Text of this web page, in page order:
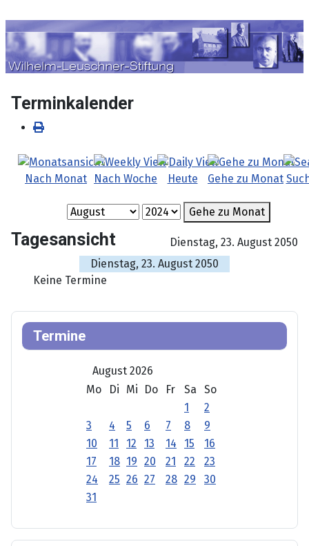
Terminkalender
Nach Monat Nach Woche Heute Gehe zu Monat
Gehe zu Monat
Tagesansicht
Dienstag, 23. August 2050
Dienstag, 23. August 2050
Keine Termine
Termine
August 2026
Mo
Di Mi Do Fr Sa
So
1
2
3
4 5 6 7 8
9
10
11 12 13 14 15
16
17
18 19 20 21 22
23
24
25 26 27 28 29
30
31